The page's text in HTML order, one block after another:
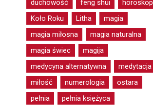
duchowość
feng shui
horoskop
Koło Roku
Litha
magia
magia miłosna
magia naturalna
magia świec
magija
medycyna alternatywna
medytacja
miłość
numerologia
ostara
pełnia
pełnia księżyca